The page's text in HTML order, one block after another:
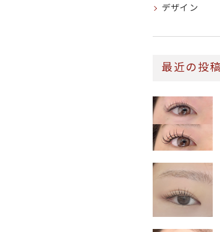
デザイン
最近の投稿